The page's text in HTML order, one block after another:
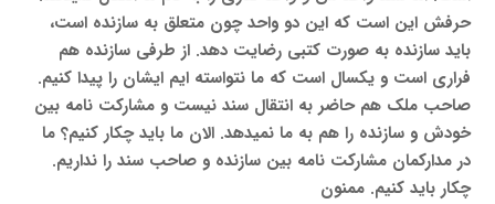
حرفش این است که این دو واحد چون متعلق به سازنده است،
باید سازنده به صورت کتبی رضایت دهد. از طرفی سازنده هم
فراری است و یکسال است که ما نتواسته ایم ایشان را پیدا کنیم.
صاحب ملک هم حاضر به انتقال سند نیست و مشارکت نامه بین
خودش و سازنده را هم به ما نمیدهد. الان ما باید چکار کنیم؟ ما
در مدارکمان مشارکت نامه بین سازنده و صاحب سند را نداریم.
چکار باید کنیم. ممنون